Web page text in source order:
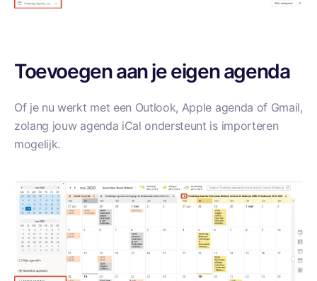
Toevoegen aan je eigen agenda
Of je nu werkt met een Outlook, Apple agenda of Gmail,
zolang jouw agenda iCal ondersteunt is importeren
mogelijk.